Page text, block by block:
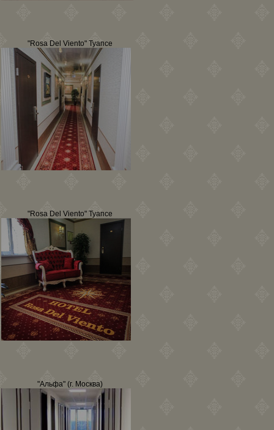
"Rosa Del Viento" Туапсе
"Rosa Del Viento" Туапсе
"Альфа" (г. Москва)